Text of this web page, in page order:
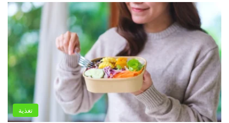
تغذية